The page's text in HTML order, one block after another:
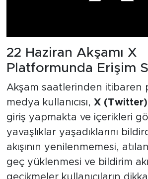
22 Haziran Akşamı X
Platformunda Erişim
Akşam saatlerinden itibaren
medya kullanıcısı, X (Twitter)
giriş yapmakta ve içerikleri
yavaşlıklar yaşadıklarını
akışının yenilenmemesi,
geç yüklenmesi ve bildirim